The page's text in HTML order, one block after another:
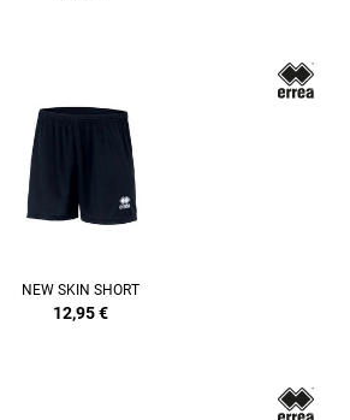
NEW SKIN SHORT
12,95€